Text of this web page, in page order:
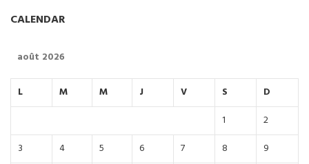
CALENDAR
août 2026
L M M J V S
D
1
2
3
4 5 6 7 8
9